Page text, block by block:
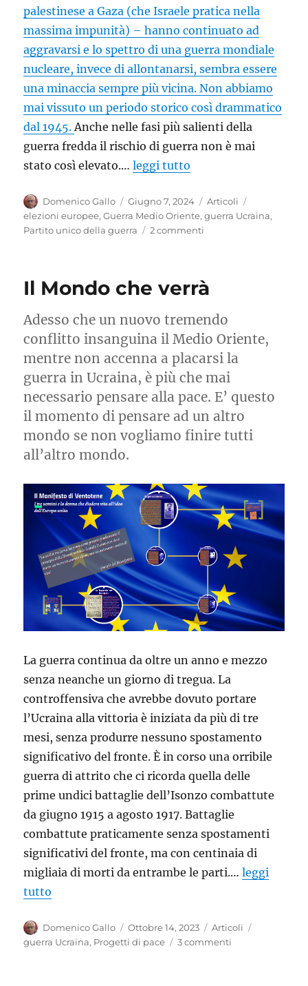
palestinese a Gaza (che Israele pratica nella
massima impunità) – hanno continuato ad
aggravarsi e lo spettro di una guerra mondiale
nucleare, invece di allontanarsi, sembra essere
una minaccia sempre più vicina. Non abbiamo
mai vissuto un periodo storico così drammatico
dal 1945.Anche nelle fasi più salienti della
guerra fredda il rischio di guerra non è mai
stato così elevato.…leggi tutto
Autore
Domenico Gallo
Pubblicato
il
Giugno 7, 2024 Categorie
Articoli
elezioni europee,Guerra Medio Oriente,guerra Ucraina,
Partito unico della guerra
2 commenti
unico
guerra
Il Mondo che verrà
Adesso che un nuovo tremendo
conflitto insanguina il Medio Oriente,
mentre non accenna a placarsi la
guerra in Ucraina, è più che mai
necessario pensare alla pace. E’ questo
il momento di pensare ad un altro
mondo se non vogliamo finire tutti
all’altro mondo.
La guerra continua da oltre un anno e mezzo
senza neanche un giorno di tregua. La
controffensiva che avrebbe dovuto portare
l’Ucraina alla vittoria è iniziata da più di tre
mesi, senza produrre nessuno spostamento
significativo del fronte. È in corso una orribile
guerra di attrito che ci ricorda quella delle
prime undici battaglie dell’Isonzo combattute
da giugno 1915 a agosto 1917. Battaglie
combattute praticamente senza spostamenti
significativi del fronte, ma con centinaia di
migliaia di morti da entrambe le parti.…leggi
tutto
Autore
Domenico Gallo
Pubblicato
il
Ottobre 14, 2023 Categorie
Articoli
guerra Ucraina, Progetti di pace 3 commenti